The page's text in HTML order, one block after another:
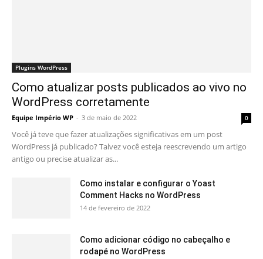
Plugins WordPress
Como atualizar posts publicados ao vivo no
WordPress corretamente
Equipe Império WP - 3 de maio de 2022 0
Você já teve que fazer atualizações significativas em um post
WordPress já publicado? Talvez você esteja reescrevendo um artigo
antigo ou precise atualizar as...
Como instalar e configurar o Yoast
Comment Hacks no WordPress
14 de fevereiro de 2022
Como adicionar código no cabeçalho e
rodapé no WordPress